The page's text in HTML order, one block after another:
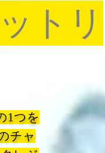
トリ
1つを
チャ